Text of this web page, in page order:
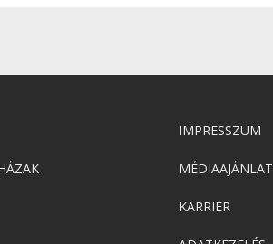
IMPRESSZUM
MÉDIAAJÁNLAT
KARRIER